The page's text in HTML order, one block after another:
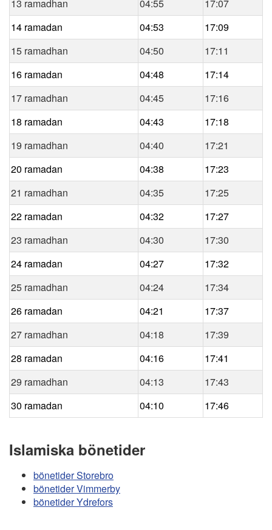
13 ramadhan
04:55
17:07
14 ramadan
04:53
17:09
15 ramadhan
04:50
17:11
16 ramadan
04:48
17:14
17 ramadhan
04:45
17:16
18 ramadan
04:43
17:18
19 ramadhan
04:40
17:21
20 ramadan
04:38
17:23
21 ramadhan
04:35
17:25
22 ramadan
04:32
17:27
23 ramadhan
04:30
17:30
24 ramadan
04:27
17:32
25 ramadhan
04:24
17:34
26 ramadan
04:21
17:37
27 ramadhan
04:18
17:39
28 ramadan
04:16
17:41
29 ramadhan
04:13
17:43
30 ramadan
04:10 17:46
Islamiska bönetider
bönetider Storebro
bönetider Vimmerby
bönetider Ydrefors